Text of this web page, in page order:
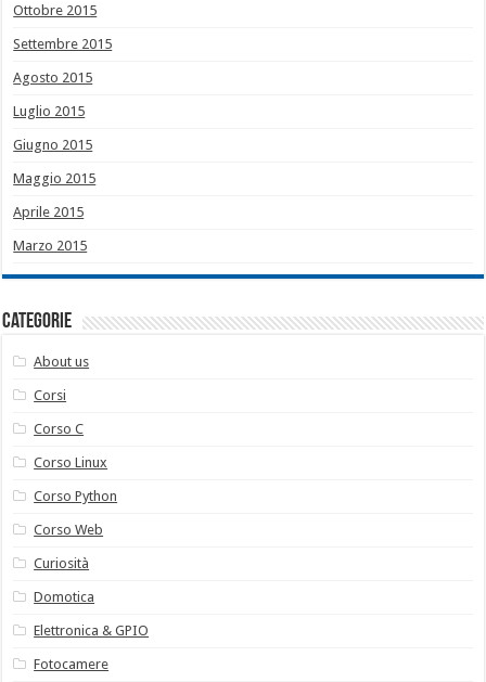
Ottobre 2015
Settembre 2015
Agosto 2015
Luglio 2015
Giugno 2015
Maggio 2015
Aprile 2015
Marzo 2015
Categorie
About us
Corsi
Corso C
Corso Linux
Corso Python
Corso Web
Curiosità
Domotica
Elettronica & GPIO
Fotocamere